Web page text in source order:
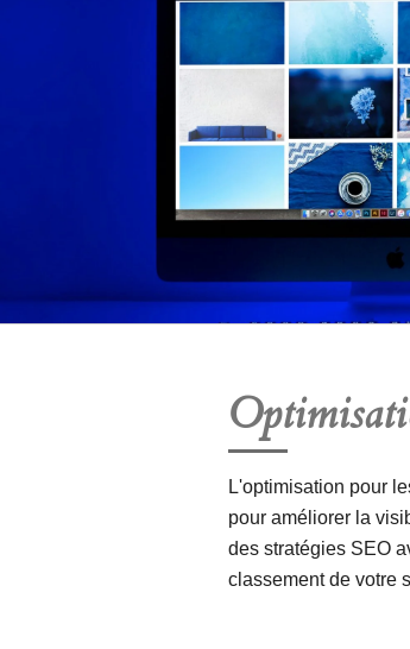
L'optimisation pour
pour améliorer la
des stratégies SEO
classement de votre